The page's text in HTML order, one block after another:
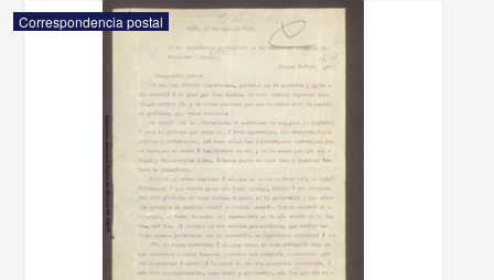
Correspondencia postal